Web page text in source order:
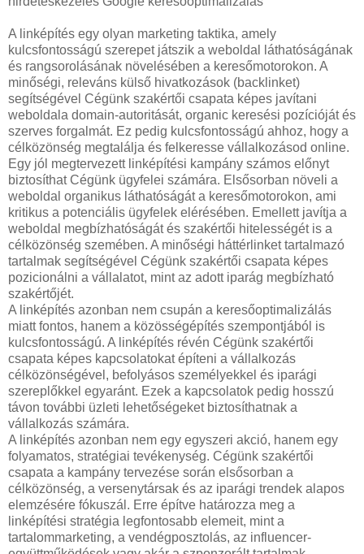
A linképítés egy olyan marketing taktika, amely
kulcsfontosságú szerepet játszik a weboldal láthatóságának
és rangsorolásának növelésében a keresőmotorokon. A
minőségi, releváns külső hivatkozások (backlinket)
segítségével Cégünk szakértői csapata képes javítani
weboldala domain-autoritását, organic keresési pozícióját és
szerves forgalmát. Ez pedig kulcsfontosságú ahhoz, hogy a
célközönség megtalálja és felkeresse vállalkozásod online.
Egy jól megtervezett linképítési kampány számos előnyt
biztosíthat Cégünk ügyfelei számára. Elsősorban növeli a
weboldal organikus láthatóságát a keresőmotorokon, ami
kritikus a potenciális ügyfelek elérésében. Emellett javítja a
weboldal megbízhatóságát és szakértői hitelességét is a
célközönség szemében. A minőségi háttérlinket tartalmazó
tartalmak segítségével Cégünk szakértői csapata képes
pozicionálni a vállalatot, mint az adott iparág megbízható
szakértőjét.
A linképítés azonban nem csupán a keresőoptimalizálás
miatt fontos, hanem a közösségépítés szempontjából is
kulcsfontosságú. A linképítés révén Cégünk szakértői
csapata képes kapcsolatokat építeni a vállalkozás
célközönségével, befolyásos személyekkel és iparági
szereplőkkel egyaránt. Ezek a kapcsolatok pedig hosszú
távon további üzleti lehetőségeket biztosíthatnak a
vállalkozás számára.
A linképítés azonban nem egy egyszeri akció, hanem egy
folyamatos, stratégiai tevékenység. Cégünk szakértői
csapata a kampány tervezése során elsősorban a
célközönség, a versenytársak és az iparági trendek alapos
elemzésére fókuszál. Erre építve határozza meg a
linképítési stratégia legfontosabb elemeit, mint a
tartalommarketing, a vendégposztolás, az influencer-